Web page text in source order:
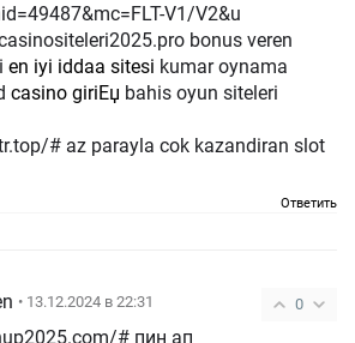
V1/V2&u
bonus veren
en iyi iddaa sitesi kumar oynama
casino giriЕџ bahis oyun siteleri
# az parayla cok kazandiran slot
Ответить
0
• 13.12.2024 в 22:31
# пин ап